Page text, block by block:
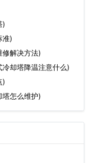
)
准)
修解决方法)
却塔降温注意什么)
)
塔怎么维护)